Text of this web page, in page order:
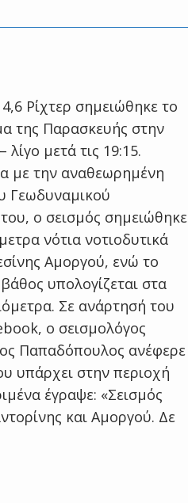
Ρίχτερ σημειώθηκε το
της Παρασκευής στην
λίγο μετά τις 19:15.
με την αναθεωρημένη
Γεωδυναμικού
ο σεισμός σημειώθηκε
νότια νοτιοδυτικά
Αμοργού, ενώ το
υπολογίζεται στα
Σε ανάρτησή του
ο σεισμολόγος
Παπαδόπουλος ανέφερε
υπάρχει στην περιοχή
έγραψε: «Σεισμός
και Αμοργού. Δε